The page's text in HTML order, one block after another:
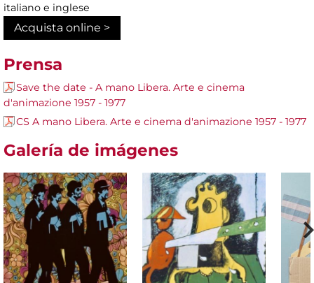
italiano e inglese
Acquista online >
Prensa
Save the date - A mano Libera. Arte e cinema
d'animazione 1957 - 1977
CS A mano Libera. Arte e cinema d'animazione 1957 - 1977
Galería de imágenes